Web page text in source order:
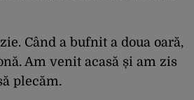
Când a bufnit a doua oară,
Am venit acasă și am zis
plecăm.